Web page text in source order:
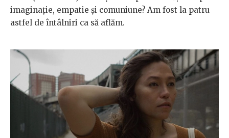
imaginație, empatie și comuniune? Am fost la patru
astfel de întâlniri ca să aflăm.